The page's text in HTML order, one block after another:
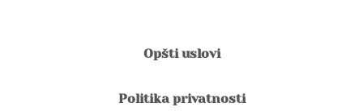
Opšti uslovi
Politika privatnosti